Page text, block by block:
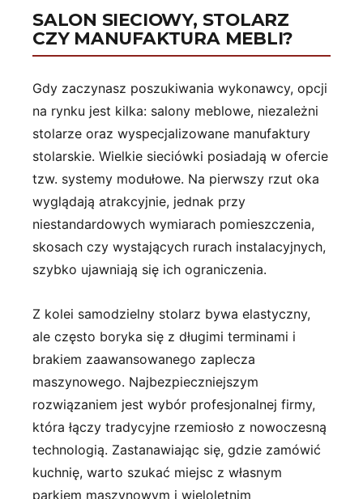
SALON SIECIOWY, STOLARZ
CZY MANUFAKTURA MEBLI?
Gdy zaczynasz poszukiwania wykonawcy, opcji
na rynku jest kilka: salony meblowe, niezależni
stolarze oraz wyspecjalizowane manufaktury
stolarskie. Wielkie sieciówki posiadają w ofercie
tzw. systemy modułowe. Na pierwszy rzut oka
wyglądają atrakcyjnie, jednak przy
niestandardowych wymiarach pomieszczenia,
skosach czy wystających rurach instalacyjnych,
szybko ujawniają się ich ograniczenia.
Z kolei samodzielny stolarz bywa elastyczny,
ale często boryka się z długimi terminami i
brakiem zaawansowanego zaplecza
maszynowego. Najbezpieczniejszym
rozwiązaniem jest wybór profesjonalnej firmy,
która łączy tradycyjne rzemiosło z nowoczesną
technologią. Zastanawiając się, gdzie zamówić
kuchnię, warto szukać miejsc z własnym
parkiem maszynowym i wieloletnim